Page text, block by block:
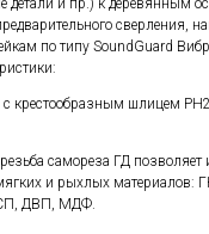
детали и пр.) к деревянным
сверления,
по типу SoundGuard
с крестообразным шлицем PH2
самореза ГД позволяет
и рыхлых материалов:
ДВП, МДФ.